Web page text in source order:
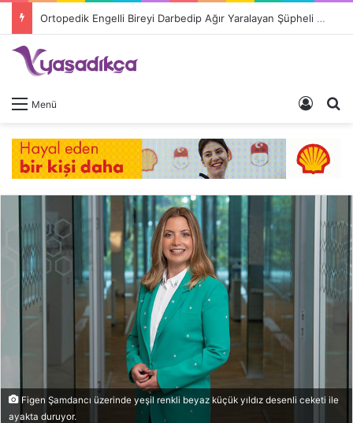
Ortopedik Engelli Bireyi Darbedip Ağır Yaralayan Şüpheli Tutuklandı
Menü Giriş
Figen Şamdancı üzerinde yeşil renkli beyaz küçük yıldız desenli ceketi ile
ayakta duruyor.